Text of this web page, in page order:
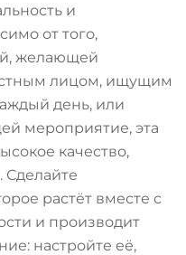
и
от того,
желающей
лицом, ищущим
день, или
мероприятие, эта
качество,
растёт вместе с
и производит
настройте её,